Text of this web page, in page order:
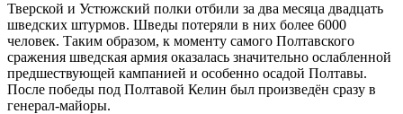
Тверской и Устюжский полки отбили за два месяца двадцать
шведских штурмов. Шведы потеряли в них более 6000
человек. Таким образом, к моменту самого Полтавского
сражения шведская армия оказалась значительно ослабленной
предшествующей кампанией и особенно осадой Полтавы.
После победы под Полтавой Келин был произведён сразу в
генерал-майоры.